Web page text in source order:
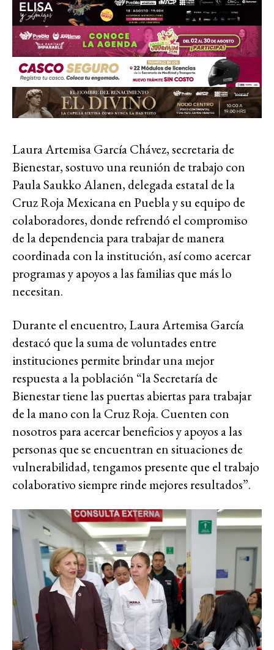
Laura Artemisa García Chávez, secretaria de
Bienestar, sostuvo una reunión de trabajo con
Paula Saukko Alanen, delegada estatal de la
Cruz Roja Mexicana en Puebla y su equipo de
colaboradores, donde refrendó el compromiso
de la dependencia para trabajar de manera
coordinada con la institución, así como acercar
programas y apoyos a las familias que más lo
necesitan.
Durante el encuentro, Laura Artemisa García
destacó que la suma de voluntades entre
instituciones permite brindar una mejor
respuesta a la población “la Secretaría de
Bienestar tiene las puertas abiertas para trabajar
de la mano con la Cruz Roja. Cuenten con
nosotros para acercar beneficios y apoyos a las
personas que se encuentran en situaciones de
vulnerabilidad, tengamos presente que el trabajo
colaborativo siempre rinde mejores resultados”.